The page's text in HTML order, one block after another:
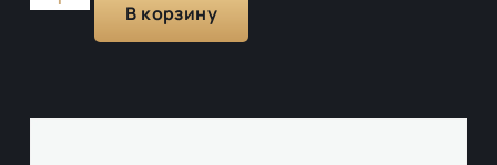
В корзину